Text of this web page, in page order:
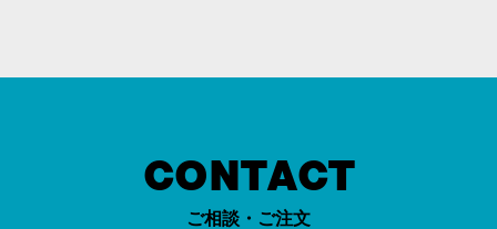
CONTACT
ご相談・ご注文